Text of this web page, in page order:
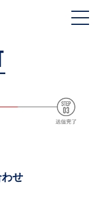
せ